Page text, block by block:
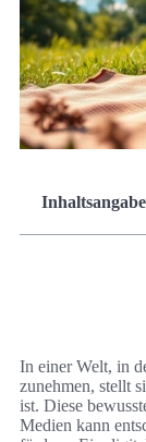
Inhaltsangabe
In einer Welt, in
zunehmen, stellt
ist. Diese
Medien kann